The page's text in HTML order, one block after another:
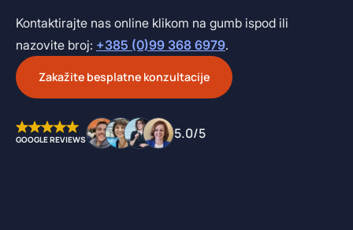
Kontaktirajte nas online klikom na gumb ispod ili
nazovite broj: +385 (0)99 368 6979.
Zakažite besplatne konzultacije
GOOGLE REVIEWS 5.0/5